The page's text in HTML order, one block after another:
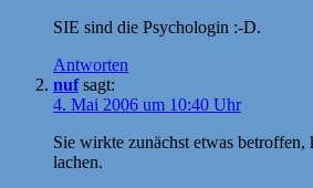
SIE sind die Psychologin :-D.
Antworten
nuf sagt:
4. Mai 2006 um 10:40 Uhr
Sie wirkte zunächst etwas betroffen,
lachen.